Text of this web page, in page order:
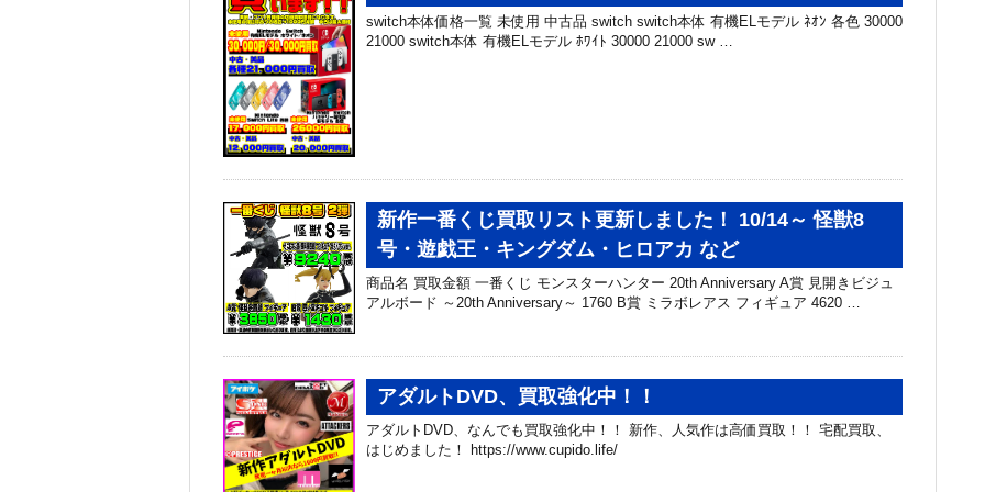
switch本体価格一覧 未使用 中古品 switch switch本体 有機ELモデル ﾈｵﾝ 各色 30000
21000 switch本体 有機ELモデル ﾎﾜｲﾄ 30000 21000 sw …
新作一番くじ買取リスト更新しました！ 10/14～ 怪獣8
号・遊戯王・キングダム・ヒロアカ など
商品名 買取金額 一番くじ モンスターハンター 20th Anniversary A賞 見開きビジュ
アルボード ～20th Anniversary～ 1760 B賞 ミラボレアス フィギュア 4620 …
アダルトDVD、買取強化中！！
アダルトDVD、なんでも買取強化中！！ 新作、人気作は高価買取！！ 宅配買取、
はじめました！ https://www.cupido.life/